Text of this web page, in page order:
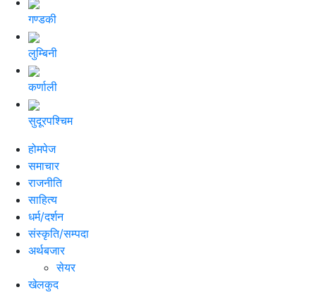
गण्डकी
लुम्बिनी
कर्णाली
सुदूरपश्चिम
होमपेज
समाचार
राजनीति
साहित्य
धर्म/दर्शन
संस्कृति/सम्पदा
अर्थबजार
सेयर
खेलकुद